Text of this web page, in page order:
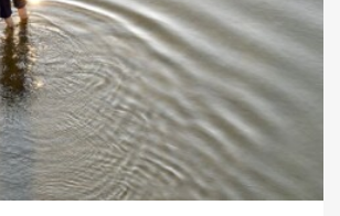
spanyol nő azt állítja,
Hajdú Péter az ő férje